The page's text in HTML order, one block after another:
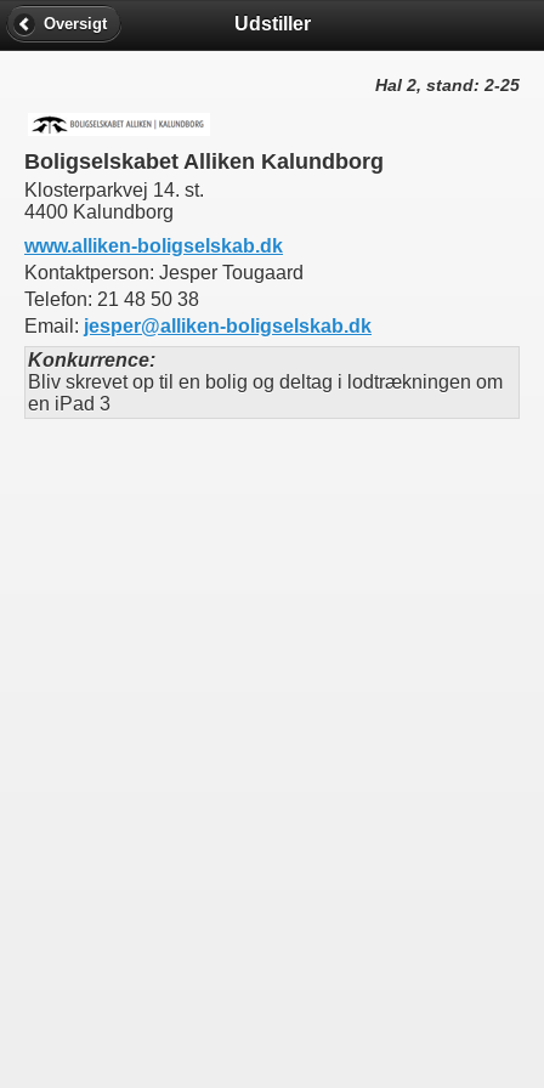
Oversigt Udstiller
Hal 2, stand: 2-25
Boligselskabet Alliken Kalundborg
Klosterparkvej 14. st.
4400 Kalundborg
www.alliken-boligselskab.dk
Kontaktperson: Jesper Tougaard
Telefon: 21 48 50 38
Email: jesper@alliken-boligselskab.dk
Konkurrence:
Bliv skrevet op til en bolig og deltag i lodtrækningen om
en iPad 3